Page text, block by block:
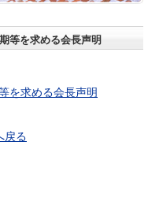
等を求める会長声明
を求める会長声明
戻る